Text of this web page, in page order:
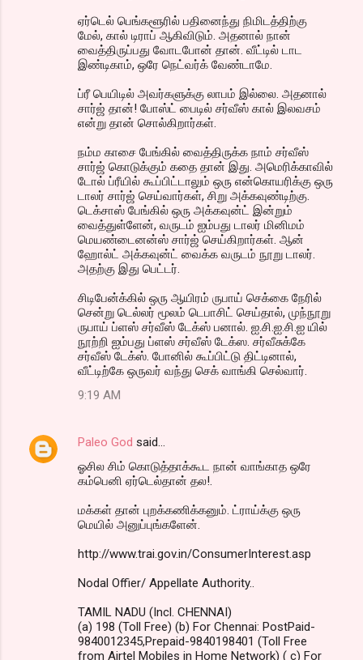
ஏர்டெல் பெங்களூரில் பதினைந்து நிமிடத்திற்கு
மேல், கால் டிராப் ஆகிவிடும். அதனால் நான்
வைத்திருப்பது வோடபோன் தான். வீட்டில் டாட
இண்டிகாம், ஒரே நெட்வர்க் வேண்டாமே.
ப்ரீ பெயிடில் அவர்களுக்கு லாபம் இல்லை. அதனால்
சார்ஜ் தான்! போஸ்ட் பைடில் சர்வீஸ் கால் இலவசம்
என்று தான் சொல்கிறார்கள்.
நம்ம காசை பேங்கில் வைத்திருக்க நாம் சர்வீஸ்
சார்ஜ் கொடுக்கும் கதை தான் இது. அமெரிக்காவில்
டோல் ப்ரீயில் கூப்பிட்டாலும் ஒரு என்கொயரிக்கு ஒரு
டாலர் சார்ஜ் செய்வார்கள், சிறு அக்கவுண்டிற்கு.
டெக்சாஸ் பேங்கில் ஒரு அக்கவுன்ட் இன்றும்
வைத்துள்ளேன், வருடம் ஐம்பது டாலர் மினிமம்
மெயண்டைனன்ஸ் சார்ஜ் செய்கிறார்கள். ஆன்
ஹோல்ட் அக்கவுன்ட் வைக்க வருடம் நூறு டாலர்.
அதற்கு இது பெட்டர்.
சிடிபேன்க்கில் ஒரு ஆயிரம் ருபாய் செக்கை நேரில்
சென்று டெல்லர் மூலம் டெபாசிட் செய்தால், முந்நூறு
ருபாய் ப்ளஸ் சர்வீஸ் டேக்ஸ் பனால். ஐ.சி.ஐ.சி.ஐ யில்
நூற்றி ஐம்பது ப்ளஸ் சர்வீஸ் டேக்ஸ. சர்வீசுக்கே
சர்வீஸ் டேக்ஸ். போனில் கூப்பிட்டு திட்டினால்,
வீட்டிற்கே ஒருவர் வந்து செக் வாங்கி செல்வார்.
9:19 AM
Paleo God said…
ஓசில சிம் கொடுத்தாக்கூட நான் வாங்காத ஒரே
கம்பெனி ஏர்டெல்தான் தல!.
மக்கள் தான் புறக்கணிக்கனும். ட்ராய்க்கு ஒரு
மெயில் அனுப்புங்களேன்.
http://www.trai.gov.in/ConsumerInterest.asp
Nodal Offier/ Appellate Authority..
TAMIL NADU (Incl. CHENNAI)
(a) 198 (Toll Free) (b) For Chennai: PostPaid-
9840012345,Prepaid-9840198401 (Toll Free
from Airtel Mobiles in Home Network) ( c) For